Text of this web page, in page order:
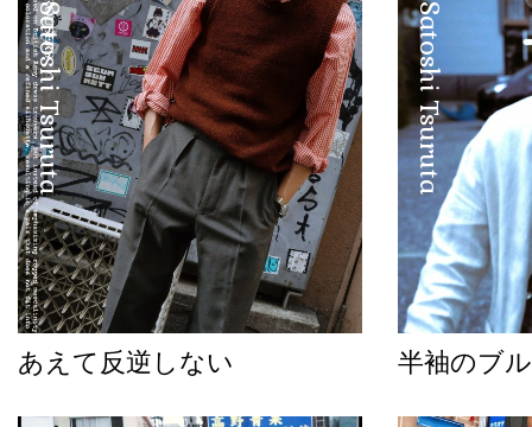
Satoshi Tsuruta
あえて反逆しない
Satoshi Tsuruta
半袖のブ